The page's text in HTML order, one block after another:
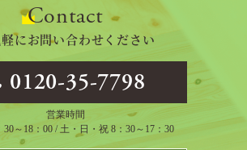
Contact
にお問い合わせください
0120-35-7798
営業時間
30～18：00 / 土・日・祝 8：30～17：30